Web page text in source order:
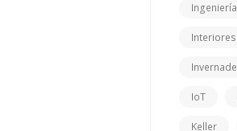
Interiores
IoT
Keller